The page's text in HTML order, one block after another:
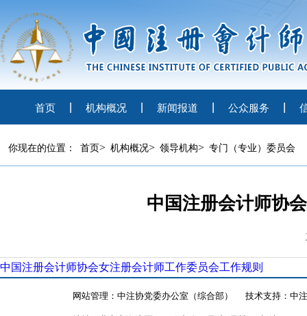
首页 机构概况 新闻报道 公众服务
你现在的位置： 首页> 机构概况> 领导机构> 专门（专业）委员会
中国注册会计师协
中国注册会计师协会女注册会计师工作委员会工作规则
网站管理：中注协党委办公室（综合部） 技术支持：中